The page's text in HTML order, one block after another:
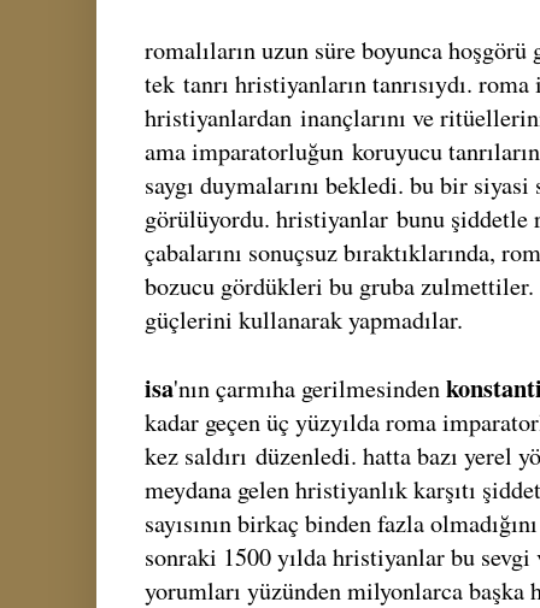
romalıların uzun süre boyunca
tek tanrı hristiyanların tanrısıydı.
hristiyanlardan inançlarını ve
ama imparatorluğun koruyucu
saygı duymalarını bekledi. bu bir
görülüyordu. hristiyanlar bunu şiddetle
çabalarını sonuçsuz bıraktıklarında,
bozucu gördükleri bu gruba zulmettiler.
güçlerini kullanarak yapmadılar.
isa'nın çarmıha gerilmesinden
kadar geçen üç yüzyılda roma
kez saldırı düzenledi. hatta bazı yerel
meydana gelen hristiyanlık karşıtı
sayısının birkaç binden fazla
sonraki 1500 yılda hristiyanlar bu
yorumları yüzünden milyonlarca başka